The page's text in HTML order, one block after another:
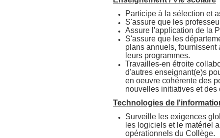
Participe à la sélection et
S'assure que les
Assure l'application de la
S'assure que les
plans annuels,
leurs programmes.
Travailles-en étroite
d'autres enseignant(e)s
en oeuvre cohérente des
nouvelles initiatives et
Technologies de
Surveille les exigences
les logiciels et le matériel
opérationnels du Collège.